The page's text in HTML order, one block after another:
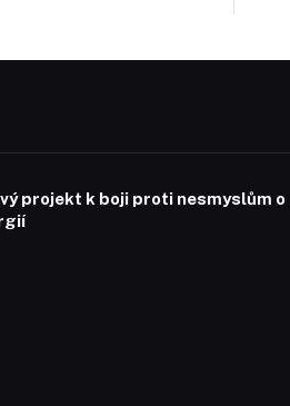
projekt k boji proti nesmyslům